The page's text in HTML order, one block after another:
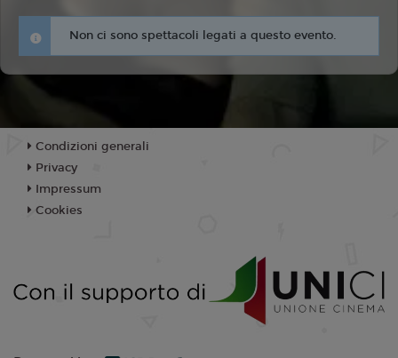
Non ci sono spettacoli legati a questo evento.
Condizioni generali
Privacy
Impressum
Cookies